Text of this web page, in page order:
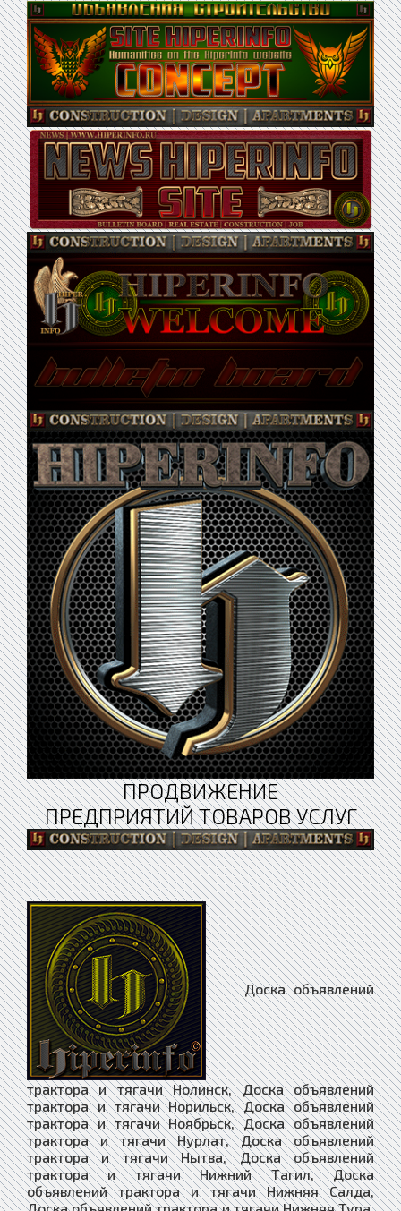
ПРОДВИЖЕНИЕ
ПРЕДПРИЯТИЙ ТОВАРОВ УСЛУГ
Доска объявлений трактора и тягачи Нолинск, Доска объявлений трактора и тягачи Норильск, Доска объявлений трактора и тягачи Ноябрьск, Доска объявлений трактора и тягачи Нурлат, Доска объявлений трактора и тягачи Нытва, Доска объявлений трактора и тягачи Нижний Тагил, Доска объявлений трактора и тягачи Нижняя Салда, Доска объявлений трактора и тягачи Нижняя Тура, Доска объявлений трактора и тягачи Николаевск, Доска объявлений трактора и тягачи Николаевск-на-Амуре, Доска объявлений трактора и тягачи Никольск, Доска объявлений трактора и тягачи Никольское, Доска объявлений трактора и тягачи Новая Ладога, Доска объявлений трактора и тягачи Новая Ляля, Доска объявлений трактора и тягачи Новоалександровск, Доска объявлений трактора и тягачи Новоалтайск, Доска объявлений трактора и тягачи Новоаннинский, Доска объявлений трактора и тягачи Нововоронеж, Доска объявлений трактора и тягачи Новодвинск, Доска объявлений трактора и тягачи Новозыбков, Доска объявлений трактора и тягачи Советский, Доска объявлений трактора и тягачи Сокол, Доска объявлений трактора и тягачи Солигалич, Доска объявлений трактора и тягачи Соликамск, Доска объявлений трактора и тягачи Солнечногорск, Доска объявлений трактора и тягачи Соль-Илецк, Доска объявлений трактора и тягачи Сольвычегодск, Доска объявлений трактора и тягачи Сольцы, Доска объявлений трактора и тягачи Сорочинск, Доска объявлений трактора и тягачи Сорск, Доска объявлений трактора и тягачи Сортавала, Доска объявлений трактора и тягачи Сосенский, Доска объявлений трактора и тягачи Сосновка, Доска объявлений трактора и тягачи Сосновоборск, Доска объявлений трактора и тягачи Сосновый Бор, Доска объявлений трактора и тягачи Сосногорск, Доска объявлений трактора и тягачи Сочи, Доска объявлений трактора и тягачи Спас-Деменск, Доска объявлений трактора и тягачи Абаза, Доска объявлений трактора и тягачи Абакан, Доска объявлений трактора и тягачи Абдулино, Доска объявлений трактора и тягачи Абинск, Доска объявлений трактора и тягачи Агидель, Доска объявлений трактора и тягачи Агрыз, Доска объявлений трактора и тягачи Адыгейск, Доска объявлений трактора и тягачи Азнакаево, Доска объявлений трактора и тягачи Азов, Доска объявлений трактора и тягачи Ак-Довурак, Доска объявлений трактора и тягачи Аксай, Доска объявлений трактора и тягачи Алагир, Доска объявлений трактора и тягачи Алапаевск, Доска объявлений трактора и тягачи Алатырь, Доска объявлений трактора и тягачи Алдан, Доска объявлений трактора и тягачи Алейск, Доска объявлений трактора и тягачи Александров, Доска объявлений трактора и тягачи Александровск, Доска объявлений трактора и тягачи Александровск-Сахалинский, Доска объявлений трактора и тягачи Алексеевка, Доска объявлений трактора и тягачи Алексин, Доска объявлений трактора и тягачи Алзамай, Доска объявлений трактора и тягачи Алупка, Доска объявлений трактора и тягачи Алушта, Доска объявлений трактора и тягачи Альметьевск, Доска объявлений трактора и тягачи Амурск, Доска объявлений трактора и тягачи Анадырь, Доска объявлений трактора и тягачи Анапа, Доска объявлений трактора и тягачи Ангарск, Доска объявлений трактора и тягачи Андреаполь, Доска объявлений трактора и тягачи Анжеро-Судженск, Доска объявлений трактора и тягачи Анива, Доска объявлений трактора и тягачи Апатиты, Доска объявлений трактора и тягачи Апрелевка, Доска объявлений трактора и тягачи Апшеронск, Доска объявлений трактора и тягачи Арамиль, Доска объявлений трактора и тягачи Аргун, Доска объявлений трактора и тягачи Ардатов, Доска объявлений трактора и тягачи Ардон, Доска объявлений трактора и тягачи Арзамас, Доска объявлений трактора и тягачи Аркадак, Доска объявлений трактора и тягачи Армавир, Доска объявлений трактора и тягачи Армянск, Доска объявлений трактора и тягачи Арсеньев, Доска объявлений трактора и тягачи Арск, Доска объявлений трактора и тягачи Артём, Доска объявлений трактора и тягачи Артёмовск, Доска объявлений трактора и тягачи Артёмовский, Доска объявлений трактора и тягачи Архангельск, Доска объявлений трактора и тягачи Асбест, Доска объявлений трактора и тягачи Асино, Доска объявлений трактора и тягачи Астрахань, Доска объявлений трактора и тягачи Аткарск, Доска объявлений трактора и тягачи Ахтубинск, Доска объявлений трактора и тягачи Ачинск, Доска объявлений трактора и тягачи Аша, Доска объявлений трактора и тягачи Бабаево, Доска объявлений трактора и тягачи Бабушкин, Доска объявлений трактора и тягачи Бавлы, Доска объявлений трактора и тягачи Багратионовск, Доска объявлений трактора и тягачи Байкальск, Доска объявлений трактора и тягачи Баймак, Доска объявлений трактора и тягачи Бакал, Доска объявлений трактора и тягачи Баксан, Доска объявлений трактора и тягачи Балабаново, Доска объявлений трактора и тягачи Балаково, Доска объявлений трактора и тягачи Балахна, Доска объявлений трактора и тягачи Балашиха, Доска объявлений трактора и тягачи Балашов, Доска объявлений трактора и тягачи Балей, Доска объявлений трактора и тягачи Балтийск, Доска объявлений трактора и тягачи Барабинск, Доска объявлений трактора и тягачи Барнаул, Доска объявлений трактора и тягачи Барыш, Доска объявлений трактора и тягачи Батайск, Доска объявлений трактора и тягачи Бахчисарай, Доска объявлений трактора и тягачи Бежецк, Доска объявлений трактора и тягачи Белая Калитва, Доска объявлений трактора и тягачи Белая Холуница, Доска объявлений трактора и тягачи Белгород, Доска объявлений трактора и тягачи Белебей, Доска объявлений трактора и тягачи Белёв, Доска объявлений трактора и тягачи Белинский, Доска объявлений трактора и тягачи Белово, Доска объявлений трактора и тягачи Белогорск, Доска объявлений трактора и тягачи Белогорск, Доска объявлений трактора и тягачи Белозерск, Доска объявлений трактора и тягачи Белокуриха, Доска объявлений трактора и тягачи Беломорск, Доска объявлений трактора и тягачи Белорецк, Доска объявлений трактора и тягачи Белореченск, Доска объявлений трактора и тягачи Белоусово, Доска объявлений трактора и тягачи Белоярский, Доска объявлений трактора и тягачи Белый, Доска объявлений трактора и тягачи Бердск, Доска объявлений трактора и тягачи Березники, Доска объявлений трактора и тягачи Берёзовский, Доска объявлений трактора и тягачи Берёзовский, Доска объявлений трактора и тягачи Беслан, Доска объявлений трактора и тягачи Бийск, Доска объявлений трактора и тягачи Бикин, Доска объявлений трактора и тягачи Билибино, Доска объявлений трактора и тягачи Биробиджан, Доска объявлений трактора и тягачи Бирск, Доска объявлений трактора и тягачи Бирюсинск, Доска объявлений трактора и тягачи Бирюч, Доска объявлений трактора и тягачи Благовещенск, Доска объявлений трактора и тягачи Благодарный, Доска объявлений трактора и тягачи Бобров, Доска объявлений трактора и тягачи Богданович, Доска объявлений трактора и тягачи Богородицк, Доска объявлений трактора и тягачи Богородск, Доска объявлений трактора и тягачи Боготол, Доска объявлений трактора и тягачи Богучар, Доска объявлений трактора и тягачи Бодайбо, Доска объявлений трактора и тягачи Бокситогорск, Доска объявлений трактора и тягачи Болгар, Доска объявлений трактора и тягачи Бологое, Доска объявлений трактора и тягачи Болотное, Доска объявлений трактора и тягачи Болохово, Доска объявлений трактора и тягачи Болхов, Доска объявлений трактора и тягачи Большой Камень, Доска объявлений трактора и тягачи Бор, Доска объявлений трактора и тягачи Борзя, Доска объявлений трактора и тягачи Борисоглебск, Доска объявлений трактора и тягачи Боровичи, Доска объявлений трактора и тягачи Боровск, Доска объявлений трактора и тягачи Бородино, Доска объявлений трактора и тягачи Братск, Доска объявлений трактора и тягачи Бронницы, Доска объявлений трактора и тягачи Брянск, Доска объявлений трактора и тягачи Бугульма, Доска объявлений трактора и тягачи Бугуруслан, Доска объявлений трактора и тягачи Будённовск, Доска объявлений трактора и тягачи Бузулук, Доска объявлений трактора и тягачи Буинск, Доска объявлений трактора и тягачи Буй, Доска объявлений трактора и тягачи Буйнакск, Доска объявлений трактора и тягачи Бутурлиновка, Доска объявлений трактора и тягачи Валдай, Доска объявлений трактора и тягачи Валуйки, Доска объявлений трактора и тягачи Велиж, Доска объявлений трактора и тягачи Великие Луки, Доска объявлений трактора и тягачи Великий Новгород, Доска объявлений трактора и тягачи Великий Устюг, Доска объявлений трактора и тягачи Вельск, Доска объявлений трактора и тягачи Венёв, Доска объявлений трактора и тягачи Верещагино, Доска объявлений трактора и тягачи Верея, Доска объявлений трактора и тягачи Верхнеуральск, Доска объявлений трактора и тягачи Верхний Тагил, Доска объявлений трактора и тягачи Верхний Уфалей, Доска объявлений трактора и тягачи Верхняя Пышма, Доска объявлений трактора и тягачи Верхняя Салда, Доска объявлений трактора и тягачи Верхняя Тура, Доска объявлений трактора и тягачи Верхотурье, Доска объявлений трактора и тягачи Верхоянск, Доска объявлений трактора и тягачи Весьегонск, Доска объявлений трактора и тягачи Ветлуга, Доска объявлений трактора и тягачи Видное, Доска объявлений трактора и тягачи Вилюйск, Доска объявлений трактора и тягачи Вилючинск, Доска объявлений трактора и тягачи Вихоревка, Доска объявлений трактора и тягачи Вичуга, Доска объявлений трактора и тягачи Владивосток, Доска объявлений трактора и тягачи Владикавказ, Доска объявлений трактора и тягачи Владимир, Доска объявлений трактора и тягачи Волгоград, Доска объявлений трактора и тягачи Волгодонск, Доска объявлений трактора и тягачи Волгореченск, Доска объявлений трактора и тягачи Волжск, Доска объявлений трактора и тягачи Волжский, Доска объявлений трактора и тягачи Вологда, Доска объявлений трактора и тягачи Володарск, Доска объявлений трактора и тягачи Волоколамск, Доска объявлений трактора и тягачи Волосово, Доска объявлений трактора и тягачи Волхов, Доска объявлений трактора и тягачи Волчанск, Доска объявлений трактора и тягачи Вольск, Доска объявлений трактора и тягачи Воркута, Доска объявлений трактора и тягачи Воронеж, Доска объявлений трактора и тягачи Ворсма, Доск